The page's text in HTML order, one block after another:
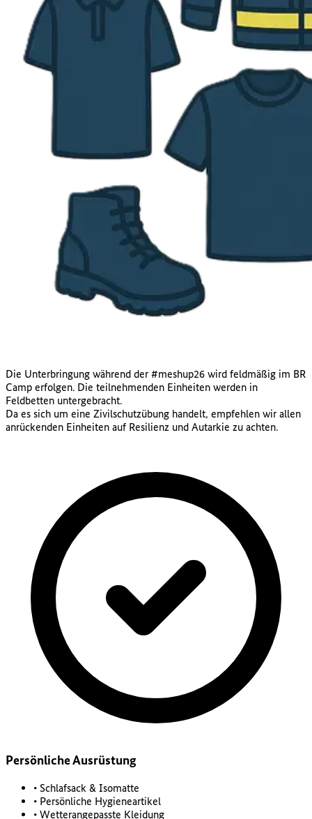
Die Unterbringung während der #meshup26 wird feldmäßig im BR
Camp erfolgen. Die teilnehmenden Einheiten werden in
Feldbetten untergebracht.
Da es sich um eine Zivilschutzübung handelt, empfehlen wir allen
anrückenden Einheiten auf Resilienz und Autarkie zu achten.
Persönliche Ausrüstung
• Schlafsack & Isomatte
• Persönliche Hygieneartikel
• Wetterangepasste Kleidung